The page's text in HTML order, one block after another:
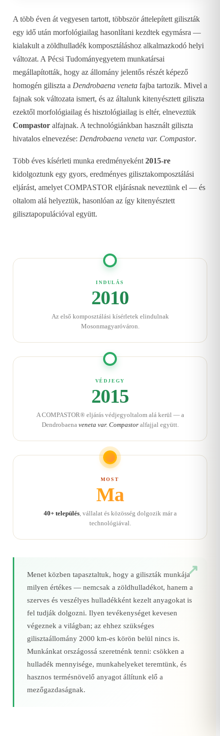
A több éven át vegyesen tartott, többször áttelepített giliszták
egy idő után morfológiailag hasonlítani kezdtek egymásra —
kialakult a zöldhulladék komposztáláshoz alkalmazkodó helyi
változat. A Pécsi Tudományegyetem munkatársai
megállapították, hogy az állomány jelentős részét képező
homogén giliszta a Dendrobaena veneta fajba tartozik. Mivel a
fajnak sok változata ismert, és az általunk kitenyésztett giliszta
ezektől morfológiailag és hisztológiailag is eltér, elneveztük
Compastor alfajnak. A technológiánkban használt giliszta
hivatalos elnevezése: Dendrobaena veneta var. Compastor.
Több éves kísérleti munka eredményeként 2015-re
kidolgoztunk egy gyors, eredményes gilisztakomposztálási
eljárást, amelyet COMPASTOR eljárásnak neveztünk el — és
oltalom alá helyeztük, hasonlóan az így kitenyésztett
gilisztapopulációval együtt.
INDULÁS
2010
Az első komposztálási kísérletek elindulnak
Mosonmagyaróváron.
VÉDJEGY
2015
A COMPASTOR® eljárás védjegyoltalom alá kerül — a
Dendrobaena veneta var. Compastoralfajjal együtt.
MOST
Ma
40+ település, vállalat és közösség dolgozik már a
technológiával.
Menet közben tapasztaltuk, hogy a giliszták munkája
milyen értékes — nemcsak a zöldhulladékot, hanem a
szerves és veszélyes hulladékként kezelt anyagokat is
fel tudják dolgozni. Ilyen tevékenységet kevesen
végeznek a világban; az ehhez szükséges
gilisztaállomány 2000 km‑es körön belül nincs is.
Munkánkat országossá szeretnénk tenni: csökken a
hulladék mennyisége, munkahelyeket teremtünk, és
hasznos termésnövelő anyagot állítunk elő a
mezőgazdaságnak.